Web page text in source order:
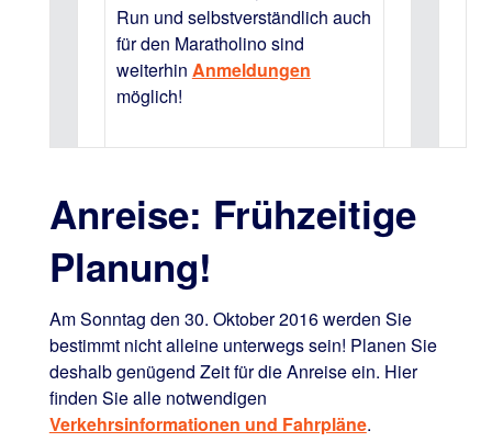
Run und selbstverständlich auch
für den Maratholino sind
weiterhin Anmeldungen
möglich!
Anreise: Frühzeitige
Planung!
Am Sonntag den 30. Oktober 2016 werden Sie
bestimmt nicht alleine unterwegs sein! Planen Sie
deshalb genügend Zeit für die Anreise ein. Hier
finden Sie alle notwendigen
Verkehrsinformationen und Fahrpläne.